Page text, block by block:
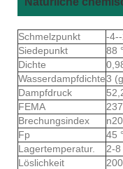
Schmelzpunkt
-4--
Siedepunkt
88
Dichte
Wasserdampfdichte3
Dampfdruck
FEMA
Brechungsindex
Fp
45
Lagertemperatur.
2-8
Löslichkeit